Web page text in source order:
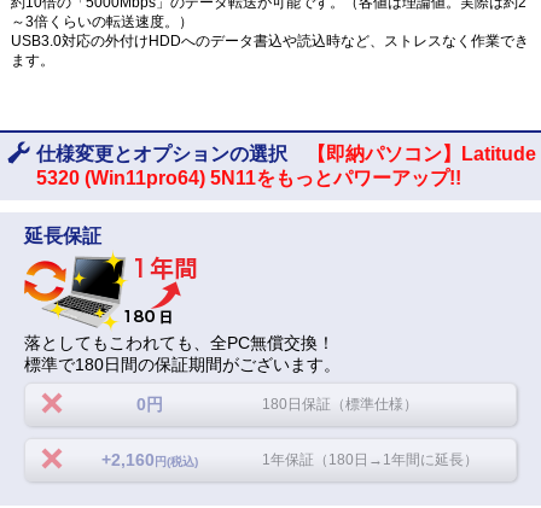
～3倍くらいの転送速度。）
USB3.0対応の外付けHDDへのデータ書込や読込時など、ストレスなく作業でき
ます。
仕様変更とオプションの選択
【即納パソコン】Latitude
5320 (Win11pro64) 5N11をもっとパワーアップ!!
延長保証
落としてもこわれても、全PC無償交換！
標準で180日間の保証期間がございます。
0円 180日保証（標準仕様）
+2,160 円(税込) 1年保証（180日→1年間に延長）